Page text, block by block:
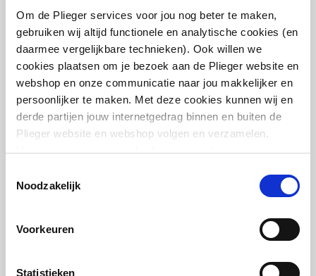
Om de Plieger services voor jou nog beter te maken,
gebruiken wij altijd functionele en analytische cookies (en
daarmee vergelijkbare technieken). Ook willen we
cookies plaatsen om je bezoek aan de Plieger website en
webshop en onze communicatie naar jou makkelijker en
persoonlijker te maken. Met deze cookies kunnen wij en
derde partijen jouw internetgedrag binnen en buiten de
Plieger website en webshop volgen en verzamelen.
Hiermee passen wij en derden onze website, app,
We slaan je cookievoorkeur op in je browser.
Noodzakelijk
Voorkeuren
Statistieken
Cosmo voetventiel haaks
1/2"